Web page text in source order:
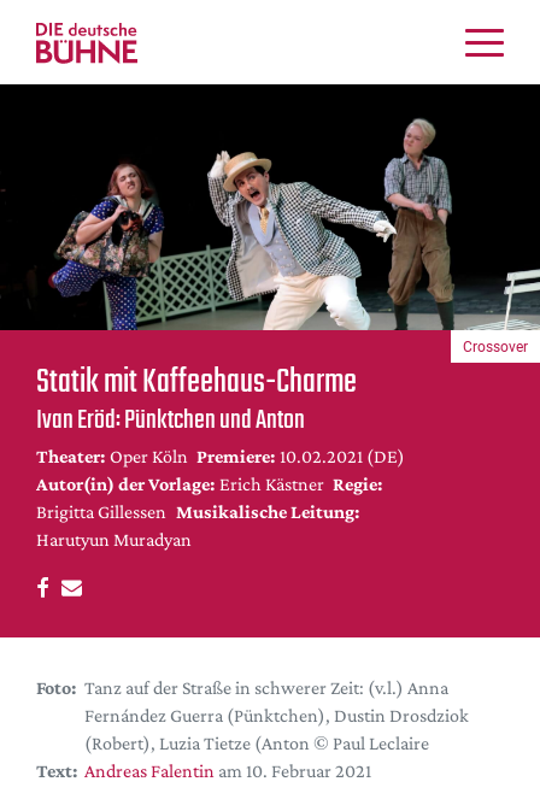
Musiktheater
Tanz
Crossover
Bühnenwelt
Festivals & Veranstaltungen
Menschen & Theater
Themen
Internationales
Nachrufe
Medientipps
DdB-map
Kalender
Premierensuche
Festival-Planer
Hefte
Alle Hefte
Statik mit Kaffeehaus-Charme
Ivan Eröd: Pünktchen und Anton
Theater: Oper Köln Premiere: 10.02.2021 (DE)
Autor(in) der Vorlage: Erich Kästner Regie:
Brigitta Gillessen Musikalische Leitung:
Harutyun Muradyan
Crossover
Foto: Tanz auf der Straße in schwerer Zeit: (v.l.) Anna
Fernández Guerra (Pünktchen), Dustin Drosdziok
(Robert), Luzia Tietze (Anton © Paul Leclaire
Text: Andreas Falentin am 10. Februar 2021